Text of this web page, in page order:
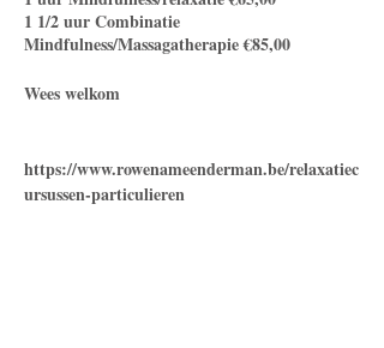
1 1/2 uur Combinatie
Mindfulness/Massagatherapie €85,00
Wees welkom
https://www.rowenameenderman.be/relaxatiec
ursussen-particulieren